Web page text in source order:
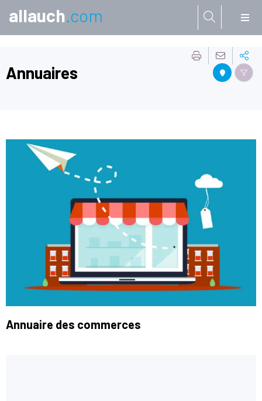
allauch.com
Annuaires
Annuaire des commerces